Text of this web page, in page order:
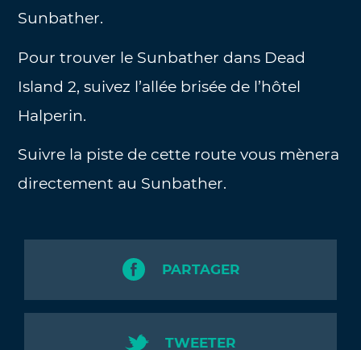
Sunbather.
Pour trouver le Sunbather dans Dead
Island 2, suivez l’allée brisée de l’hôtel
Halperin.
Suivre la piste de cette route vous mènera
directement au Sunbather.
PARTAGER
TWEETER